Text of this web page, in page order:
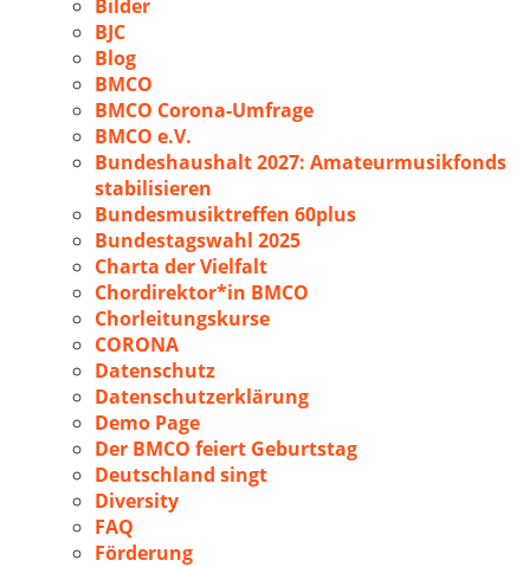
Bilder
BJC
Blog
BMCO
BMCO Corona-Umfrage
BMCO e.V.
Bundeshaushalt 2027: Amateurmusikfonds
stabilisieren
Bundesmusiktreffen 60plus
Bundestagswahl 2025
Charta der Vielfalt
Chordirektor*in BMCO
Chorleitungskurse
CORONA
Datenschutz
Datenschutzerklärung
Demo Page
Der BMCO feiert Geburtstag
Deutschland singt
Diversity
FAQ
Förderung